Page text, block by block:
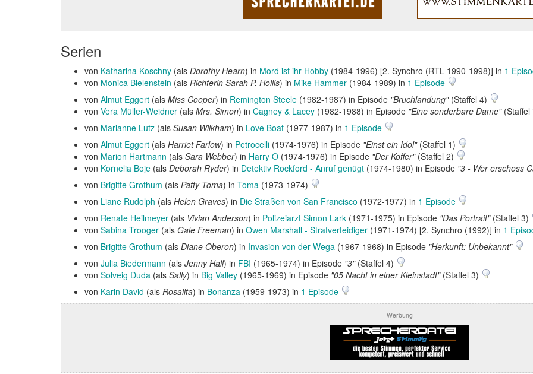
Serien
von Katharina Koschny (als Dorothy Hearn) in Mord ist ihr Hobby (1984-1996) [2. Synchro (RTL 1990-1998)] in 1
von Monica Bielenstein (als Richterin Sarah P. Hollis) in Mike Hammer (1984-1989) in 1 Episode
von Almut Eggert (als Miss Cooper) in Remington Steele (1982-1987) in Episode "Bruchlandung"(Staffel 4)
von Vera Müller-Weidner (als Mrs. Simon) in Cagney & Lacey (1982-1988) in Episode "Eine sonderbare Dame"
von Marianne Lutz (als Susan Wilkham) in Love Boat (1977-1987) in 1 Episode
von Almut Eggert (als Harriet Farlow) in Petrocelli (1974-1976) in Episode "Einst ein Idol"(Staffel 1)
von Marion Hartmann (als Sara Webber) in Harry O (1974-1976) in Episode "Der Koffer"(Staffel 2)
von Kornelia Boje (als Deborah Ryder) in Detektiv Rockford - Anruf genügt (1974-1980) in Episode "3 - Wer erschoss
von Brigitte Grothum (als Patty Toma) in Toma (1973-1974)
von Liane Rudolph (als Helen Graves) in Die Straßen von San Francisco (1972-1977) in 1 Episode
von Renate Heilmeyer (als Vivian Anderson) in Polizeiarzt Simon Lark (1971-1975) in Episode "Das Portrait"(Staffel 3)
von Sabina Trooger (als Gale Freeman) in Owen Marshall - Strafverteidiger (1971-1974) [2. Synchro (1992)] in 1
von Brigitte Grothum (als Diane Oberon) in Invasion von der Wega (1967-1968) in Episode "Herkunft: Unbekannt"
von Julia Biedermann (als Jenny Hall) in FBI (1965-1974) in Episode "3"(Staffel 4)
von Solveig Duda (als Sally) in Big Valley (1965-1969) in Episode "05 Nacht in einer Kleinstadt"(Staffel 3)
von Karin David (als Rosalita) in Bonanza (1959-1973) in 1 Episode
Werbung